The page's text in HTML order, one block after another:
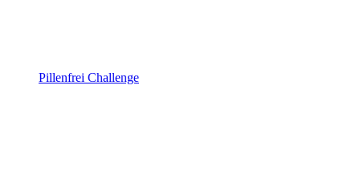
Pillenfrei Challenge